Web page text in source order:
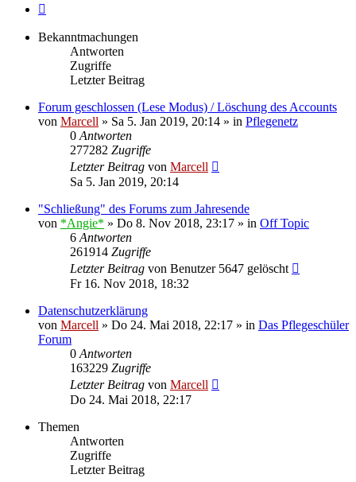
Bekanntmachungen
Antworten
Zugriffe
Letzter Beitrag
Forum geschlossen (Lese Modus) / Löschung des Accounts
von Marcell » Sa 5. Jan 2019, 20:14 » in Pflegenetz
0 Antworten
277282 Zugriffe
Letzter Beitrag von Marcell
Sa 5. Jan 2019, 20:14
"Schließung" des Forums zum Jahresende
von *Angie* » Do 8. Nov 2018, 23:17 » in Off Topic
6 Antworten
261914 Zugriffe
Letzter Beitrag von Benutzer 5647 gelöscht
Fr 16. Nov 2018, 18:32
Datenschutzerklärung
von Marcell » Do 24. Mai 2018, 22:17 » in Das Pflegeschüler
Forum
0 Antworten
163229 Zugriffe
Letzter Beitrag von Marcell
Do 24. Mai 2018, 22:17
Themen
Antworten
Zugriffe
Letzter Beitrag